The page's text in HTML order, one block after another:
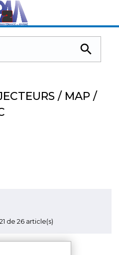

/ MAP /
de 26 article(s)